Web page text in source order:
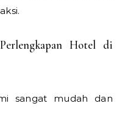
Hotel di
sangat mudah dan